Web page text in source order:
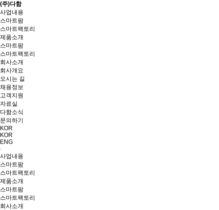
(주)다함
사업내용
스마트팜
스마트팩토리
제품소개
스마트팜
스마트팩토리
회사소개
회사개요
오시는 길
채용정보
고객지원
자료실
다함소식
문의하기
KOR
KOR
ENG
사업내용
스마트팜
스마트팩토리
제품소개
스마트팜
스마트팩토리
회사소개